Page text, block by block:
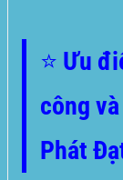
⭐ Ưu
công
Phát